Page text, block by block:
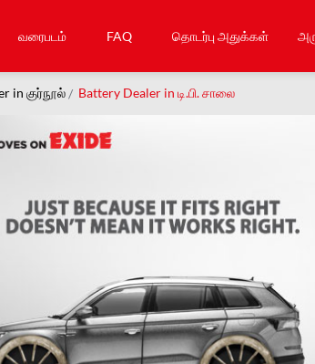
வரைபடம் FAQ தொடர்பு அதுக்கள்
in குர்நூல் Battery Dealer in டி.பி. சாலை